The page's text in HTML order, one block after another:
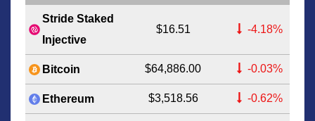
Stride Staked
Injective
$16.51 -4.18%
Bitcoin $64,886.00 -0.03%
Ethereum $3,518.56 -0.62%